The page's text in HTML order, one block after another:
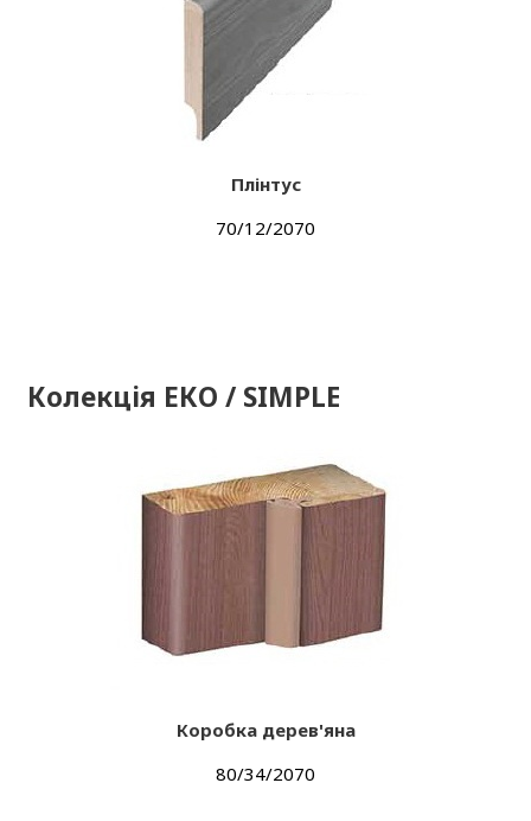
Плінтус
70/12/2070
Колекція ЕКО / SIMPLE
Коробка дерев'яна
80/34/2070